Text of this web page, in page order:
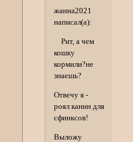
жанна2021
написал(а):
Рит, а чем
кошку
кормили?не
знаешь?
Отвечу я -
роял канин для
сфинксов!
Выложу